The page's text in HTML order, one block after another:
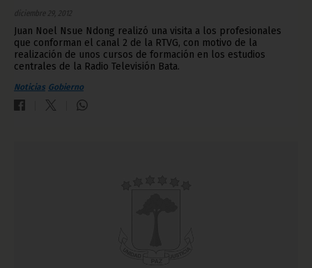
diciembre 29, 2012
Juan Noel Nsue Ndong realizó una visita a los profesionales
que conforman el canal 2 de la RTVG, con motivo de la
realización de unos cursos de formación en los estudios
centrales de la Radio Televisión Bata.
Noticias Gobierno